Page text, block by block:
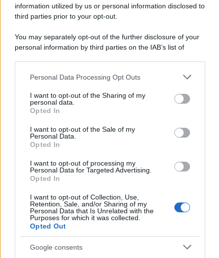
information utilized by us or personal information disclosed to
third parties prior to your opt-out.
You may separately opt-out of the further disclosure of your
personal information by third parties on the IAB’s list of
This information may also be disclosed by us to third parties
disclose it to other third parties.
Please note that this website/app uses one or more Google
services and may gather and store information including but
not limited to your visit or usage behaviour. You may click to
grant or deny consent to Google and its third-party tags to
consent section.
Personal Data Processing Opt Outs
I want to opt-out of the Sharing of my
personal data.
Opted In
I want to opt-out of the Sale of my
Personal Data.
Opted In
I want to opt-out of processing my
Personal Data for Targeted Advertising.
Opted In
I want to opt-out of Collection, Use,
Retention, Sale, and/or Sharing of my
Personal Data that Is Unrelated with the
Purposes for which it was collected.
Opted Out
Google consents
FRASI
Frasi celebri
Frasi da condividere
Poesie